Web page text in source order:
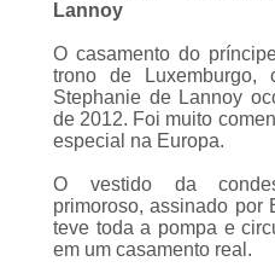
trono de Luxemburgo,
Stephanie de Lannoy
de 2012. Foi muito
especial na Europa.
primoroso, assinado por
teve toda a pompa e
em um casamento real.